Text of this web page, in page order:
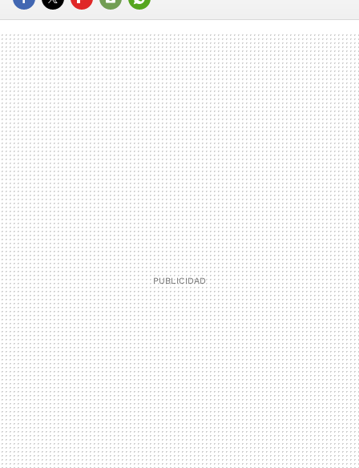
FACEBOOK
TWITTERFLIPBOARD
E-
MAIL
WHATSAPP